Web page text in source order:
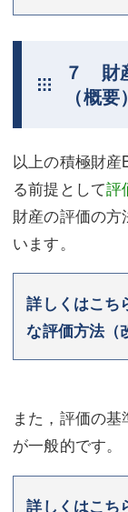
７ 財
（概要）
以上の積極財
る前提として評
財産の評価の
います。
詳しくはこち
な評価方法（
また，評価の
が一般的です。
詳しくはこち